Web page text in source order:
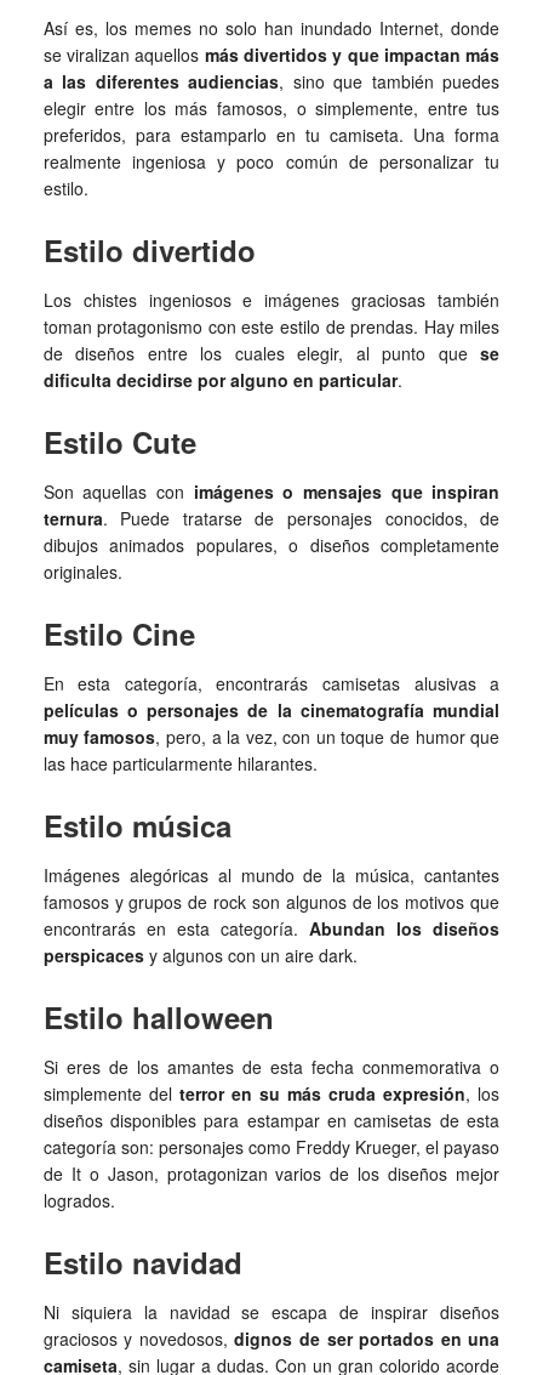
Así es, los memes no solo han inundado Internet, donde
se viralizan aquellos más divertidos y que impactan más
a las diferentes audiencias, sino que también puedes
elegir entre los más famosos, o simplemente, entre tus
preferidos, para estamparlo en tu camiseta. Una forma
realmente ingeniosa y poco común de personalizar tu
estilo.
Estilo divertido
Los chistes ingeniosos e imágenes graciosas también
toman protagonismo con este estilo de prendas. Hay miles
de diseños entre los cuales elegir, al punto quese
dificulta decidirse por alguno en particular.
Estilo Cute
Son aquellas con imágenes o mensajes que inspiran
ternura. Puede tratarse de personajes conocidos, de
dibujos animados populares, o diseños completamente
originales.
Estilo Cine
En esta categoría, encontrarás camisetas alusivas a
películas o personajes de la cinematografía mundial
muy famosos, pero, a la vez, con un toque de humor que
las hace particularmente hilarantes.
Estilo música
Imágenes alegóricas al mundo de la música, cantantes
famosos y grupos de rock son algunos de los motivos que
encontrarás en esta categoría.Abundan los diseños
perspicaces y algunos con un aire dark.
Estilo halloween
Si eres de los amantes de esta fecha conmemorativa o
simplemente del terror en su más cruda expresión, los
diseños disponibles para estampar en camisetas de esta
categoría son: personajes como Freddy Krueger, el payaso
de It o Jason, protagonizan varios de los diseños mejor
logrados.
Estilo navidad
Ni siquiera la navidad se escapa de inspirar diseños
graciosos y novedosos,dignos de ser portados en una
camiseta, sin lugar a dudas. Con un gran colorido acorde